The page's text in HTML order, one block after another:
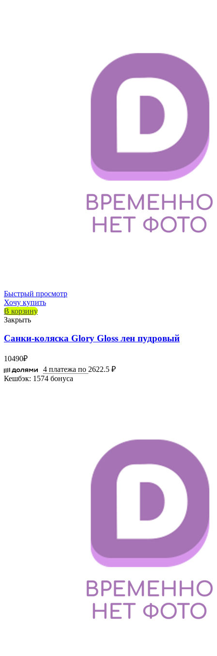
Быстрый просмотр
Хочу купить
В корзину
Закрыть
Санки-коляска Glory Gloss лен пудровый
10490₽
4 платежа по 2622.5 ₽
Кешбэк: 1574 бонуса